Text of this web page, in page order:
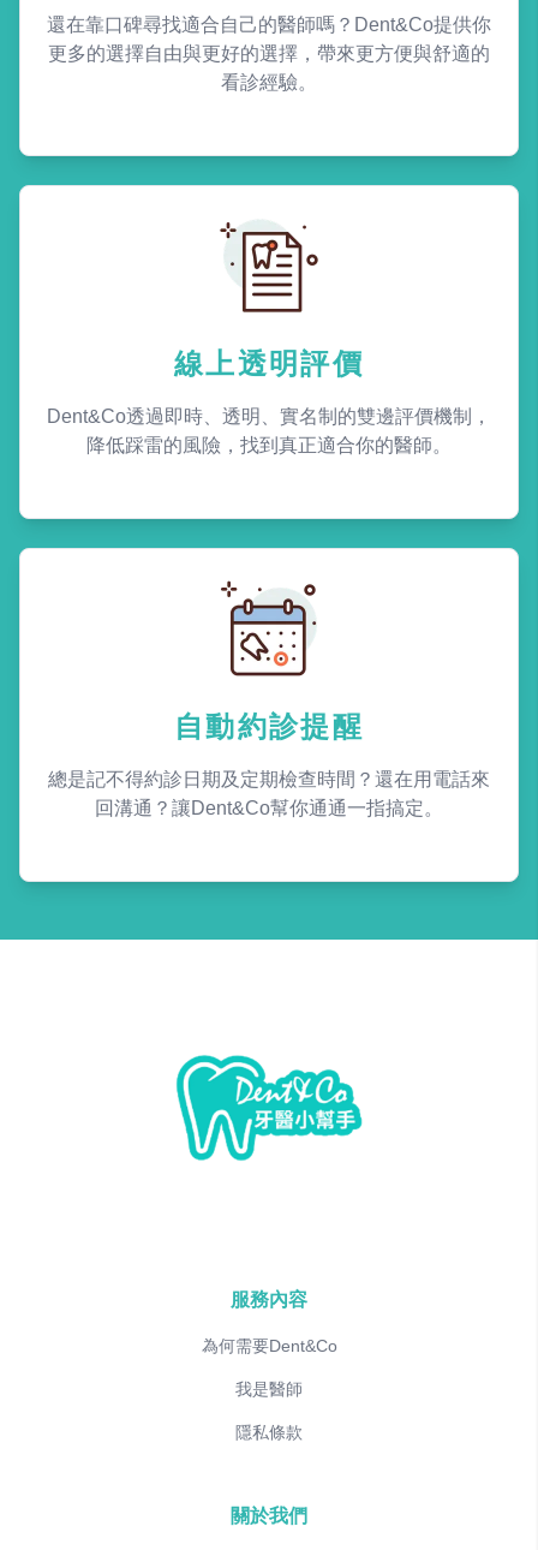
還在靠口碑尋找適合自己的醫師嗎？Dent&Co提供你
更多的選擇自由與更好的選擇，帶來更方便與舒適的
看診經驗。
線上透明評價
Dent&Co透過即時、透明、實名制的雙邊評價機制，
降低踩雷的風險，找到真正適合你的醫師。
自動約診提醒
總是記不得約診日期及定期檢查時間？還在用電話來
回溝通？讓Dent&Co幫你通通一指搞定。
服務內容
為何需要Dent&Co
我是醫師
隱私條款
關於我們